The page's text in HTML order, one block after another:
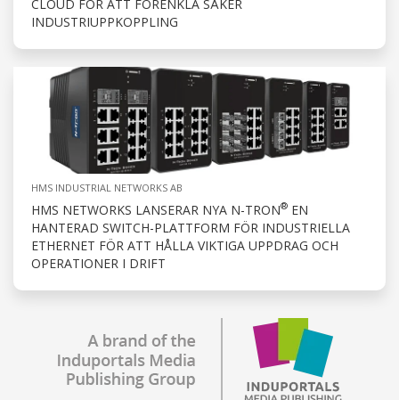
CLOUD FÖR ATT FÖRENKLA SÄKER
INDUSTRIUPPKOPPLING
HMS INDUSTRIAL NETWORKS AB
HMS NETWORKS LANSERAR NYA N-TRON® EN
HANTERAD SWITCH-PLATTFORM FÖR INDUSTRIELLA
ETHERNET FÖR ATT HÅLLA VIKTIGA UPPDRAG OCH
OPERATIONER I DRIFT